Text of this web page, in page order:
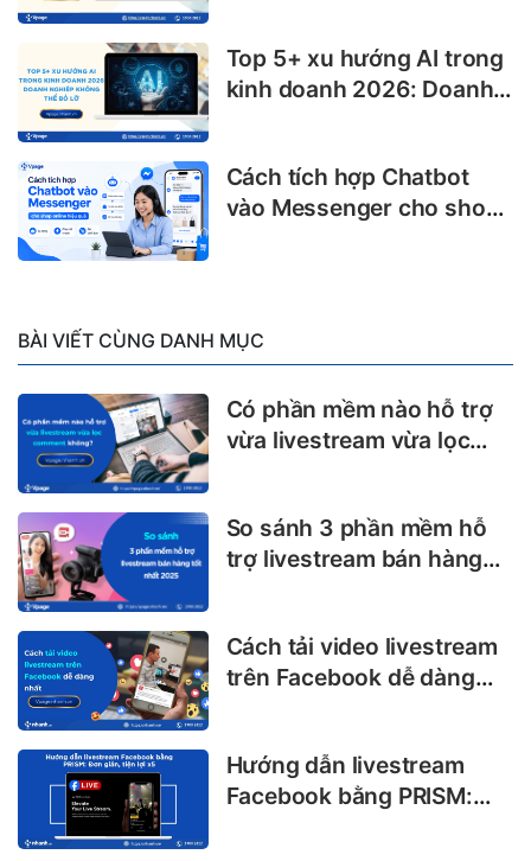
Top 5+ xu hướng AI trong
kinh doanh 2026: Doanh
Cách tích hợp Chatbot
vào Messenger cho shop
BÀI VIẾT CÙNG DANH MỤC
Có phần mềm nào hỗ trợ
vừa livestream vừa lọc
So sánh 3 phần mềm hỗ
trợ livestream bán hàng
Cách tải video livestream
trên Facebook dễ dàng
Hướng dẫn livestream
Facebook bằng PRISM: